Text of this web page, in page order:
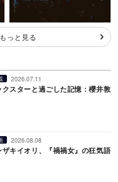
っと見る
2026.07.11
クスターと過ごした記憶：櫻井敦
2026.08.08
ザキイオリ、『禍禍女』の狂気語